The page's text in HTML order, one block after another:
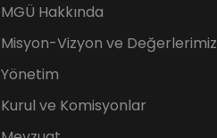
MGÜ Hakkında
Misyon-Vizyon ve Değerlerimiz
Yönetim
Kurul ve Komisyonlar